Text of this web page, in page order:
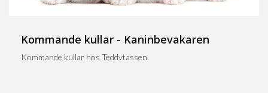
Kommande kullar - Kaninbevakaren
Kommande kullar hos Teddytassen.